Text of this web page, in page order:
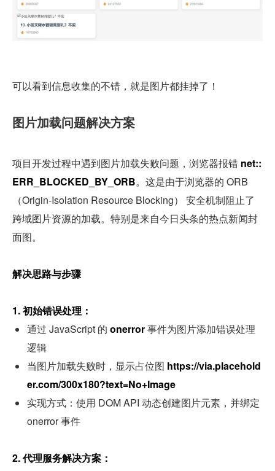
可以看到信息收集的不错，就是图片都挂掉了！
图片加载问题解决方案
项目开发过程中遇到图片加载失败问题，浏览器报错 net::
ERR_BLOCKED_BY_ORB。这是由于浏览器的 ORB
（Origin-Isolation Resource Blocking） 安全机制阻止了
跨域图片资源的加载。特别是来自今日头条的热点新闻封
面图。
解决思路与步骤
1. 初始错误处理：
通过 JavaScript 的 onerror 事件为图片添加错误处理
逻辑
当图片加载失败时，显示占位图 https://via.placehold
er.com/300x180?text=No+Image
实现方式：使用 DOM API 动态创建图片元素，并绑定
onerror 事件
2. 代理服务解决方案：